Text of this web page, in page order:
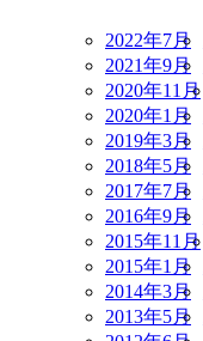
2022年7月
2021年9月
2020年11月
2020年1月
2019年3月
2018年5月
2017年7月
2016年9月
2015年11月
2015年1月
2014年3月
2013年5月